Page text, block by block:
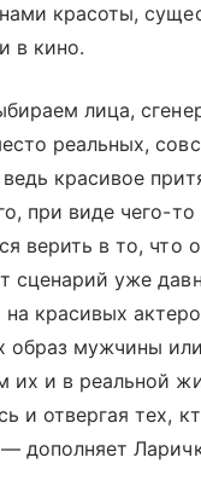
красоты,
в кино.
лица,
реальных,
красивое
при виде чего-то
верить в то, что
сценарий уже
красивых
образ мужчины
и в реальной
и отвергая тех,
дополняет